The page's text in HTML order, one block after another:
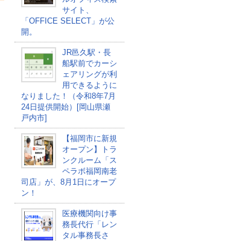
サイト、
「OFFICE SELECT」が公
開。
JR邑久駅・長
船駅前でカーシ
ェアリングが利
用できるように
なりました！（令和8年7月
24日提供開始）[岡山県瀬
戸内市]
【福岡市に新規
オープン】トラ
ンクルーム「ス
ペラボ福岡南老
司店」が、8月1日にオープ
ン！
医療機関向け事
務長代行「レン
タル事務長さ